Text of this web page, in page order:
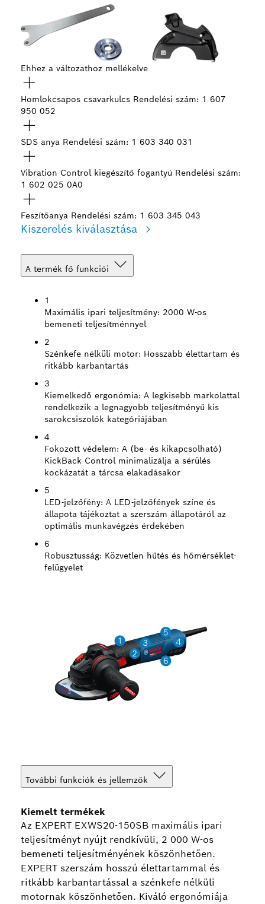
Ehhez a változathoz mellékelve
Homlokcsapos csavarkulcs Rendelési szám: 1 607
950 052
SDS anya Rendelési szám: 1 603 340 031
Vibration Control kiegészítő fogantyú Rendelési szám:
1 602 025 0A0
Feszítőanya Rendelési szám: 1 603 345 043
Kiszerelés kiválasztása
A termék fő funkciói
1
Maximális ipari teljesítmény: 2000 W-os
bemeneti teljesítménnyel
2
Szénkefe nélküli motor: Hosszabb élettartam és
ritkább karbantartás
3
Kiemelkedő ergonómia: A legkisebb markolattal
rendelkezik a legnagyobb teljesítményű kis
sarokcsiszolók kategóriájában
4
Fokozott védelem: A (be- és kikapcsolható)
KickBack Control minimalizálja a sérülés
kockázatát a tárcsa elakadásakor
5
LED-jelzőfény: A LED-jelzőfények színe és
állapota tájékoztat a szerszám állapotáról az
optimális munkavégzés érdekében
6
Robusztusság: Közvetlen hűtés és hőmérséklet-
felügyelet
További funkciók és jellemzők
Kiemelt termékek
Az EXPERT EXWS20-150SB maximális ipari
teljesítményt nyújt rendkívüli, 2 000 W-os
bemeneti teljesítményének köszönhetően.
EXPERT szerszám hosszú élettartammal és
ritkább karbantartással a szénkefe nélküli
motornak köszönhetően. Kiváló ergonómiája